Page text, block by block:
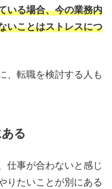
いる場合、今の業務内
いことはストレスにつ
、転職を検討する人も
る
仕事が合わないと感じ
りたいことが別にある